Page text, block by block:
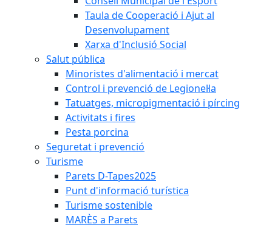
Taula de Cooperació i Ajut al
Desenvolupament
Xarxa d'Inclusió Social
Salut pública
Minoristes d'alimentació i mercat
Control i prevenció de Legionel·la
Tatuatges, micropigmentació i pírcing
Activitats i fires
Pesta porcina
Seguretat i prevenció
Turisme
Parets D-Tapes2025
Punt d'informació turística
Turisme sostenible
MARÈS a Parets